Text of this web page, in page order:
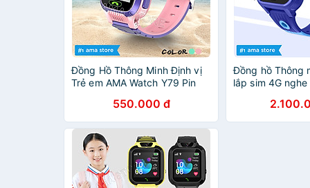
Đồng Hồ Thông Minh Định vị
Trẻ em AMA Watch Y79 Pin
Sim 4G gọi Điện thoại 2 chiều
Hàng nhập khẩu
550.000 đ
Đồng hồ Thông
lắp sim 4G
Tải App Kết nối
Trẻ em Nam